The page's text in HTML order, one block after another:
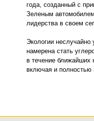
года, созданный с
Зеленым
лидерства в своем
Экологии
намерена стать
в течение ближайших
включая и полностью